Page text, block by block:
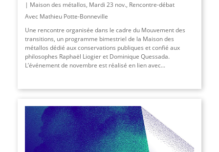
Maison des métallos, Mardi 23 nov., Rencontre-débat
Avec Mathieu Potte-Bonneville
Une rencontre organisée dans le cadre du Mouvement des
transitions, un programme bimestriel de la Maison des
métallos dédié aux conservations publiques et confié aux
philosophes Raphaël Liogier et Dominique Quessada.
L’événement de novembre est réalisé en lien avec...